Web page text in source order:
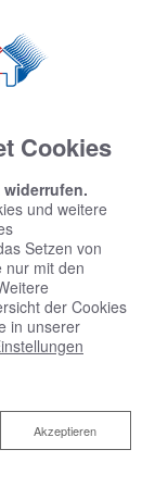
Cookies
und weitere
Setzen von
nur mit den
der Cookies
in unserer
Akzeptieren